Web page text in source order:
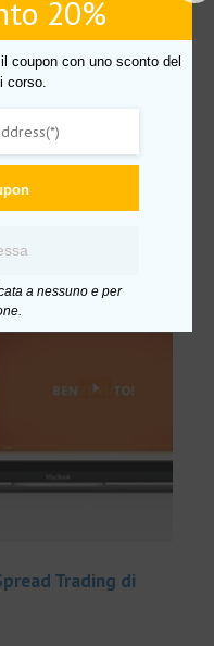
Jonathan Giammò
In offerta!
Trading di
20%
coupon con uno sconto del
corso.
a nessuno e per